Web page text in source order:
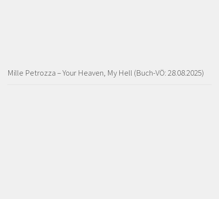
Mille Petrozza – Your Heaven, My Hell (Buch-VÖ: 28.08.2025)